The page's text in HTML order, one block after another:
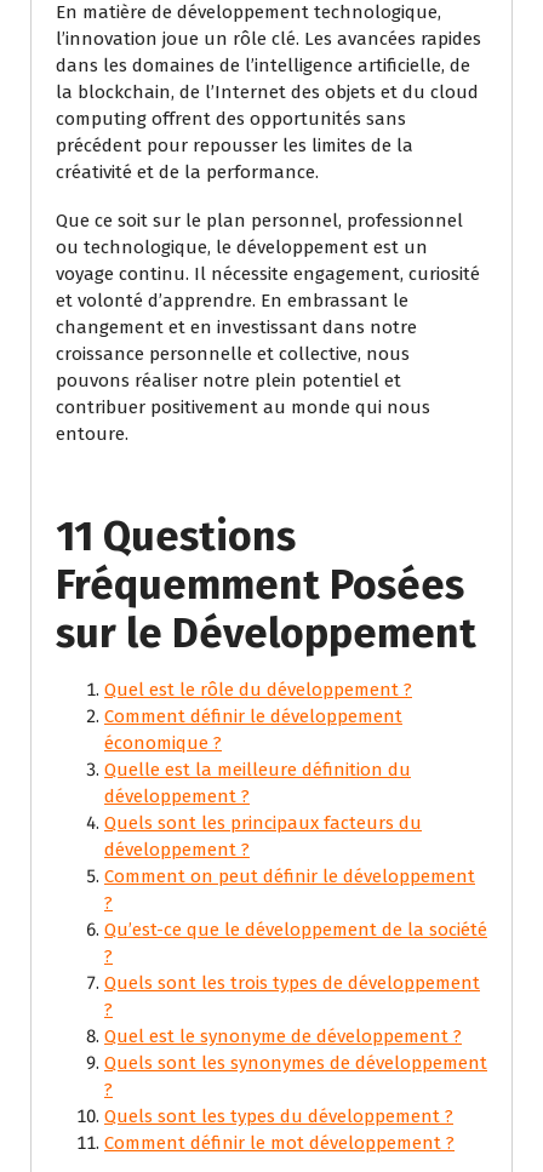
En matière de développement technologique,
l’innovation joue un rôle clé. Les avancées rapides
dans les domaines de l’intelligence artificielle, de
la blockchain, de l’Internet des objets et du cloud
computing offrent des opportunités sans
précédent pour repousser les limites de la
créativité et de la performance.
Que ce soit sur le plan personnel, professionnel
ou technologique, le développement est un
voyage continu. Il nécessite engagement, curiosité
et volonté d’apprendre. En embrassant le
changement et en investissant dans notre
croissance personnelle et collective, nous
pouvons réaliser notre plein potentiel et
contribuer positivement au monde qui nous
entoure.
11 Questions
Fréquemment Posées
sur le Développement
Quel est le rôle du développement ?
Comment définir le développement
économique ?
Quelle est la meilleure définition du
développement ?
Quels sont les principaux facteurs du
développement ?
Comment on peut définir le développement
?
Qu’est-ce que le développement de la société
?
Quels sont les trois types de développement
?
Quel est le synonyme de développement ?
Quels sont les synonymes de développement
?
Quels sont les types du développement ?
Comment définir le mot développement ?